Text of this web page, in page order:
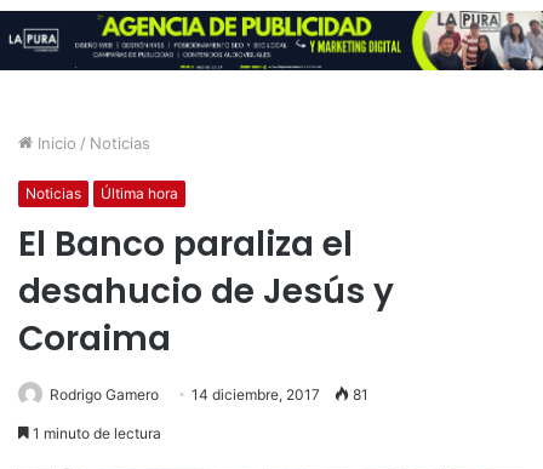
Inicio / Noticias
Noticias Última hora
El Banco paraliza el
desahucio de Jesús y
Coraima
Rodrigo Gamero 14 diciembre, 2017 81
1 minuto de lectura